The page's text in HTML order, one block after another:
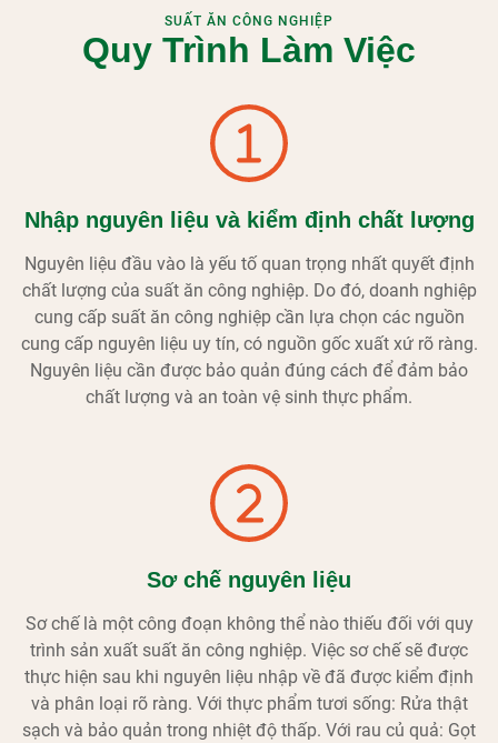
SUẤT ĂN CÔNG NGHIỆP
Quy Trình Làm Việc
Nhập nguyên liệu và kiểm định chất lượng
Nguyên liệu đầu vào là yếu tố quan trọng nhất quyết định
chất lượng của suất ăn công nghiệp. Do đó, doanh nghiệp
cung cấp suất ăn công nghiệp cần lựa chọn các nguồn
cung cấp nguyên liệu uy tín, có nguồn gốc xuất xứ rõ ràng.
Nguyên liệu cần được bảo quản đúng cách để đảm bảo
chất lượng và an toàn vệ sinh thực phẩm.
Sơ chế nguyên liệu
Sơ chế là một công đoạn không thể nào thiếu đối với quy
trình sản xuất suất ăn công nghiệp. Việc sơ chế sẽ được
thực hiện sau khi nguyên liệu nhập về đã được kiểm định
và phân loại rõ ràng. Với thực phẩm tươi sống: Rửa thật
sạch và bảo quản trong nhiệt độ thấp. Với rau củ quả: Gọt